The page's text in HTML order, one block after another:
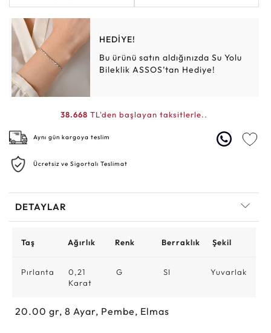
HEDİYE!
Bu ürünü satın aldığınızda Su Yolu
Bileklik ASSOS’tan Hediye!
38.668 TL'den başlayan taksitlerle..
Aynı gün kargoya teslim
Ücretsiz ve Sigortalı Teslimat
DETAYLAR
Taş Ağırlık Renk Berraklık Şekil
Pırlanta
0,21
Karat
G SI Yuvarlak
20.00 gr, 8 Ayar, Pembe, Elmas